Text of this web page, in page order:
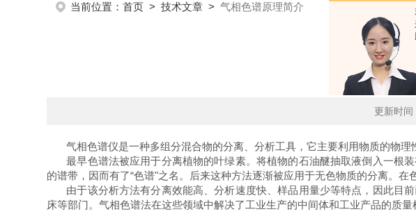
当前位置：首页 >技术文章 >气相色谱原理简介
气
更新时
气相色谱仪是一种多组分混合物的分离、分析工具，它主要利用物质的物
最早色谱法被应用于分离植物的叶绿素。将植物的石油醚抽取液倒入一根
的谱带，因而有了“色谱"之名。后来这种方法逐渐被应用于无色物质的分离。在
由于该分析方法有分离效能高、分析速度快、样品用量少等特点，因此目
床等部门。气相色谱法在这些领域中解决了工业生产的中间体和工业产品的质